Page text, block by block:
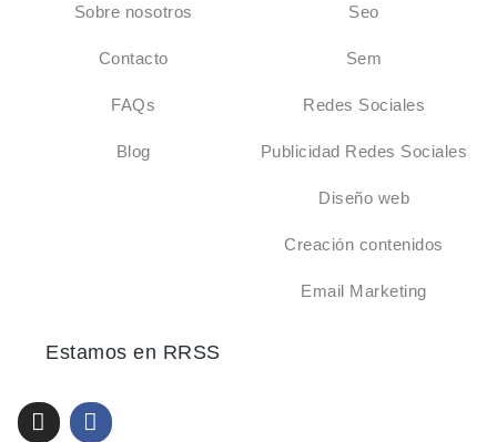
Sobre nosotros
Contacto
FAQs
Blog
Seo
Sem
Redes Sociales
Publicidad Redes Sociales
Diseño web
Creación contenidos
Email Marketing
Estamos en RRSS